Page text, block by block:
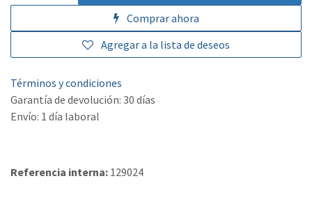
Comprar ahora
Agregar a la lista de deseos
Términos y condiciones
Garantía de devolución: 30 días
Envío: 1 día laboral
Referencia interna: 129024